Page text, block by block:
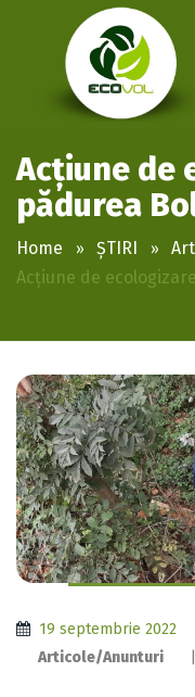
Acțiune de
pădurea
Home ȘTIRI
Acțiune de
19 septembrie 2022
Articole/Anunturi